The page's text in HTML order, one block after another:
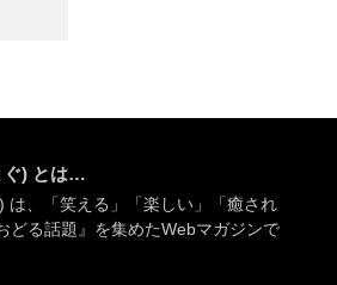
ぐ) とは…
は、「笑える」「楽しい」「癒され
どる話題』を集めたWebマガジンで